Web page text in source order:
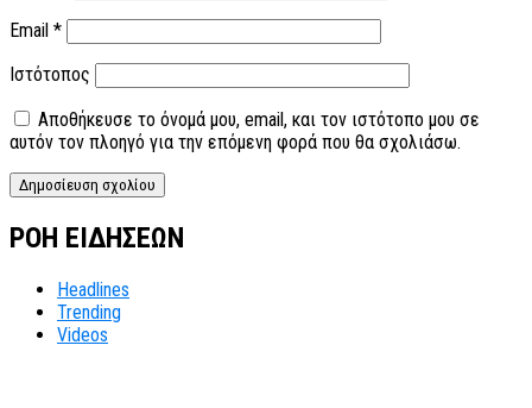
Email *
Ιστότοπος
Αποθήκευσε το όνομά μου, email, και τον ιστότοπο μου σε
αυτόν τον πλοηγό για την επόμενη φορά που θα σχολιάσω.
ΡΟΗ ΕΙΔΗΣΕΩΝ
Headlines
Trending
Videos